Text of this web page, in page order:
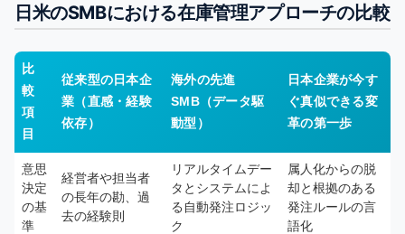
日米のSMBにおける在庫管理アプローチの比較
比
較
項
目
従来型の日本企
業（直感・経験
依存）
海外の先進
SMB（データ駆
動型）
日本企業が今す
ぐ真似できる変
革の第一歩
意思
決定
の基
準
経営者や担当者
の長年の勘、過
去の経験則
リアルタイムデー
タとシステムによ
る自動発注ロジッ
ク
属人化からの脱
却と根拠のある
発注ルールの言
語化